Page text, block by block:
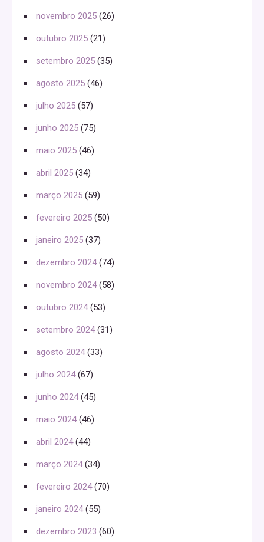
novembro 2025 (26)
outubro 2025 (21)
setembro 2025 (35)
agosto 2025 (46)
julho 2025 (57)
junho 2025 (75)
maio 2025 (46)
abril 2025 (34)
março 2025 (59)
fevereiro 2025 (50)
janeiro 2025 (37)
dezembro 2024(74)
novembro 2024(58)
outubro 2024(53)
setembro 2024(31)
agosto 2024(33)
julho 2024(67)
junho 2024(45)
maio 2024(46)
abril 2024(44)
março 2024(34)
fevereiro 2024(70)
janeiro 2024(55)
dezembro 2023 (60)